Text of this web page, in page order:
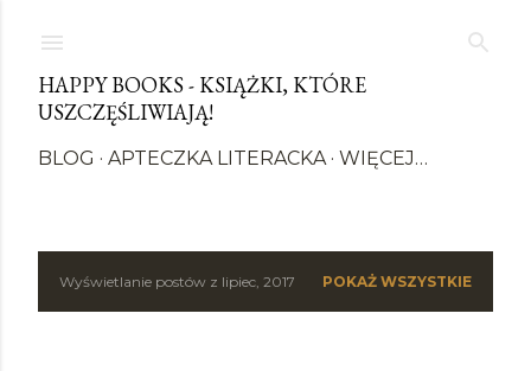
HAPPY BOOKS - KSIĄŻKI, KTÓRE
USZCZĘŚLIWIAJĄ!
BLOG APTECZKA LITERACKA WIĘCEJ…
PWyświetlanie postów z lipiec, 2017 POKAŻ WSZYSTKIE